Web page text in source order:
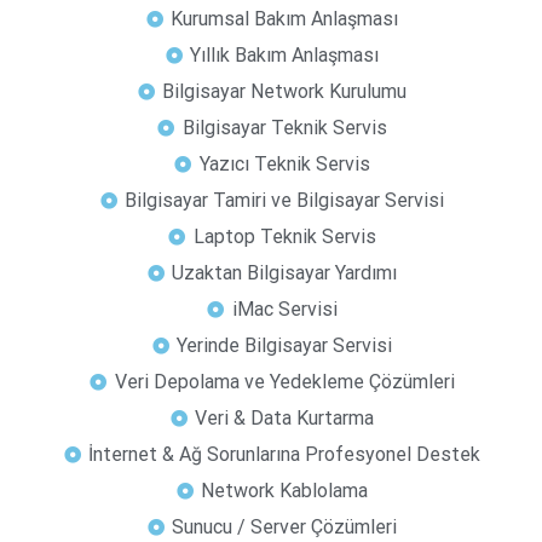
Kurumsal Bakım Anlaşması
Yıllık Bakım Anlaşması
Bilgisayar Network Kurulumu
Bilgisayar Teknik Servis
Yazıcı Teknik Servis
Bilgisayar Tamiri ve Bilgisayar Servisi
Laptop Teknik Servis
Uzaktan Bilgisayar Yardımı
iMac Servisi
Yerinde Bilgisayar Servisi
Veri Depolama ve Yedekleme Çözümleri
Veri & Data Kurtarma
İnternet & Ağ Sorunlarına Profesyonel Destek
Network Kablolama
Sunucu / Server Çözümleri